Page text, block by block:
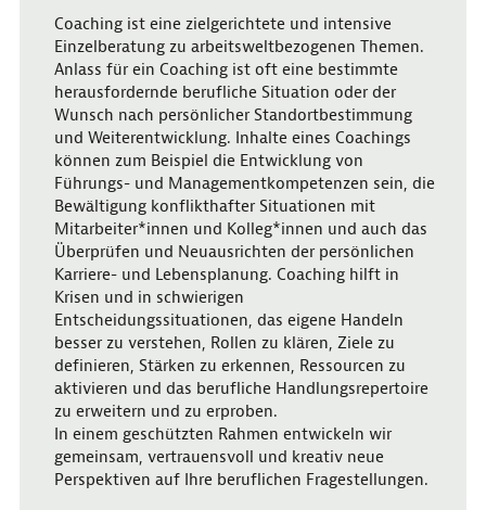
Coaching ist eine zielgerichtete und intensive
Einzelberatung zu arbeitsweltbezogenen Themen.
Anlass für ein Coaching ist oft eine bestimmte
herausfordernde berufliche Situation oder der
Wunsch nach persönlicher Standortbestimmung
und Weiterentwicklung. Inhalte eines Coachings
können zum Beispiel die Entwicklung von
Führungs- und Managementkompetenzen sein, die
Bewältigung konflikthafter Situationen mit
Mitarbeiter*innen und Kolleg*innen und auch das
Überprüfen und Neuausrichten der persönlichen
Karriere- und Lebensplanung. Coaching hilft in
Krisen und in schwierigen
Entscheidungssituationen, das eigene Handeln
besser zu verstehen, Rollen zu klären, Ziele zu
definieren, Stärken zu erkennen, Ressourcen zu
aktivieren und das berufliche Handlungsrepertoire
zu erweitern und zu erproben.
In einem geschützten Rahmen entwickeln wir
gemeinsam, vertrauensvoll und kreativ neue
Perspektiven auf Ihre beruflichen Fragestellungen.